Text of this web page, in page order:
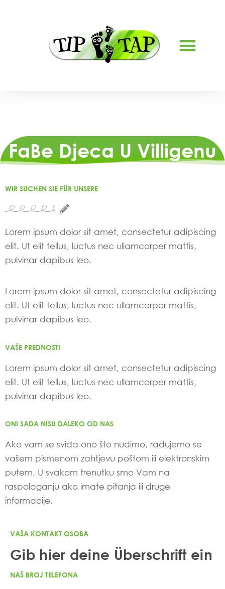
FaBe Djeca U Villigenu
WIR SUCHEN SIE FÜR UNSERE
Lorem ipsum dolor sit amet, consectetur adipiscing
elit. Ut elit tellus, luctus nec ullamcorper mattis,
pulvinar dapibus leo.
Lorem ipsum dolor sit amet, consectetur adipiscing
elit. Ut elit tellus, luctus nec ullamcorper mattis,
pulvinar dapibus leo.
VAŠE PREDNOSTI
Lorem ipsum dolor sit amet, consectetur adipiscing
elit. Ut elit tellus, luctus nec ullamcorper mattis,
pulvinar dapibus leo.
ONI SADA NISU DALEKO OD NAS
Ako vam se sviđa ono što nudimo, radujemo se
vašem pismenom zahtjevu poštom ili elektronskim
putem. U svakom trenutku smo Vam na
raspolaganju ako imate pitanja ili druge
informacije.
VAŠA KONTAKT OSOBA
Gib hier deine Überschrift ein
NAŠ BROJ TELEFONA